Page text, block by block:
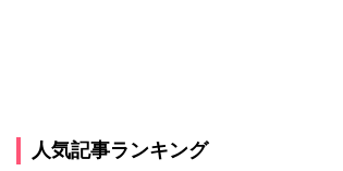
人気記事ランキング